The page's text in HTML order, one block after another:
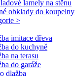
lamely na stěnu
obklady do koupelny
>
imitace dřeva
do kuchyně
na terasu
do garáže
dlažba